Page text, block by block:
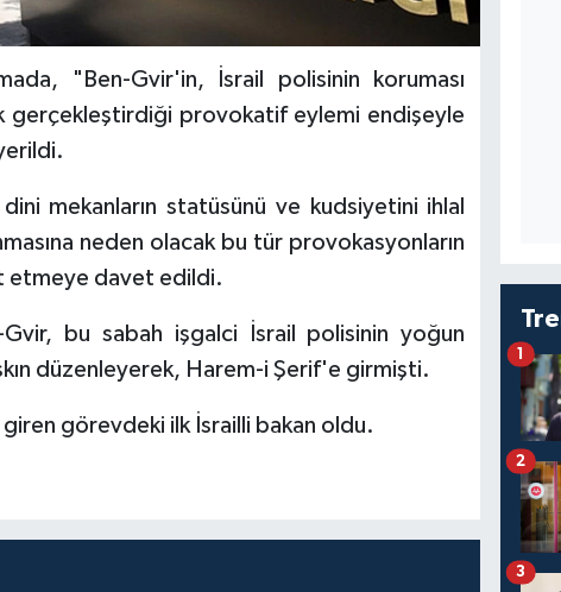
"Ben-Gvir'in, İsrail polisinin koruması
gerçekleştirdiği provokatif eylemi endişeyle
mekanların statüsünü ve kudsiyetini ihlal
neden olacak bu tür provokasyonların
etmeye davet edildi.
Gvir, bu sabah işgalci İsrail polisinin yoğun
düzenleyerek, Harem-i Şerif'e girmişti.
görevdeki ilk İsrailli bakan oldu.
1
2
3